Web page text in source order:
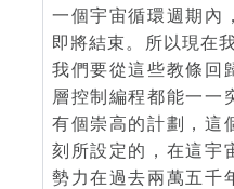
一個宇宙循環週期內
即將結束。所以現在
我們要從這些教條回
層控制編程都能一一
有個崇高的計劃，這
刻所設定的，在這宇
勢力在過去兩萬五千